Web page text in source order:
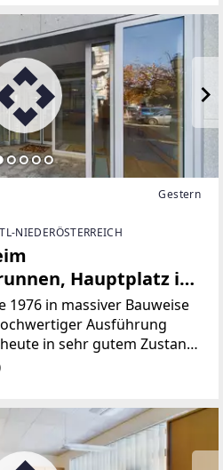
Gestern
NIEDERÖSTERREICH
Hauptplatz im
1976 in massiver Bauweise
Ausführung
in sehr gutem Zustand
Geschäftshaus umfasst
573 m² und bietet